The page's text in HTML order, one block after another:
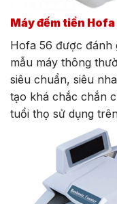
Máy đếm tiền
Hofa 56 được đánh
mẫu máy thông
siêu chuẩn, siêu
tạo khá chắc chắn
tuổi thọ sử dụng